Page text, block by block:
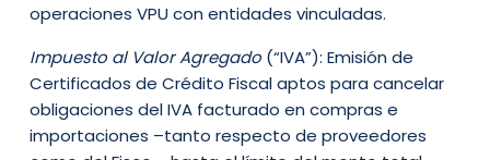
operaciones VPU con entidades vinculadas.
Impuesto al Valor Agregado(“IVA”): Emisión de
Certificados de Crédito Fiscal aptos para cancelar
obligaciones del IVA facturado en compras e
importaciones –tanto respecto de proveedores